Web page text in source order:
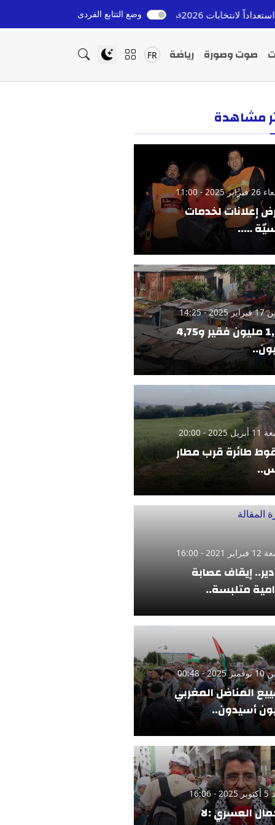
قبل 10 ساعات إعادة القاصرين المغاربة من إسبانيا: التزام ملكي
وضع التتابع الفردى
صوت وصورة رياضة FR
مشاهدة
2025 - 11:00
إعلانات لخدمات
…..
- 14:25
1,42 مليون فقير و4,75
- 20:00
طائرة قرب مطار
- 16:00
إيقاف عصابة
متلبسة..
- 00:48
المناضل المغربي
أسيدون..
16:06
العسري :لا